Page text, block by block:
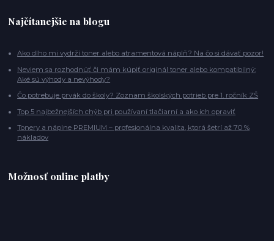
Najčítanejšie na blogu
Ako dlho mi vydrží toner alebo atramentová náplň? Na čo si dávať pozor!
Neviem sa rozhodnúť či mám kúpiť originál toner alebo kompatibilný:
Aké sú výhody a nevýhody?
Čo potrebuje prvák do školy? Zoznam školských potrieb pre 1. ročník ZŠ
Top 5 najbežnejších chýb pri používaní tlačiarní a ako ich opraviť
Tonery a náplne PREMIUM – profesionálna kvalita, ktorá šetrí až 70 %
nákladov
Možnosť online platby